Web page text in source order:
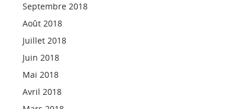
Septembre 2018
Août 2018
Juillet 2018
Juin 2018
Mai 2018
Avril 2018